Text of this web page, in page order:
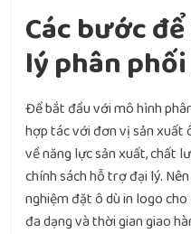
Các bước
lý phân
Để bắt đầu với mô hình
hợp tác với đơn vị sản xuất
về năng lực sản xuất, chất
chính sách hỗ trợ đại lý.
nghiệm đặt ô dù in logo
đa dạng và thời gian giao